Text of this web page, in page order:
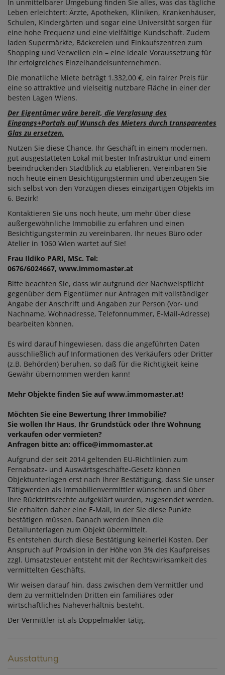
In unmittelbarer Umgebung finden Sie alles, was das tägliche
Leben erleichtert: Ärzte, Apotheken, Kliniken, Krankenhäuser,
Schulen, Kindergärten und sogar eine Universität sorgen für
eine hohe Frequenz und eine vielfältige Kundschaft. Zudem
laden Supermärkte, Bäckereien und Einkaufszentren zum
Shopping und Verweilen ein – eine ideale Voraussetzung für
Ihr erfolgreiches Einzelhandelsunternehmen.
Die monatliche Miete beträgt 1.332,00 €, ein fairer Preis für
eine so attraktive und vielseitig nutzbare Fläche in einer der
besten Lagen Wiens.
Der Eigentümer wäre bereit, die Verglasung des
Eingangs+Portals auf Wunsch des Mieters durch transparentes
Glas zu ersetzen.
Nutzen Sie diese Chance, Ihr Geschäft in einem modernen,
gut ausgestatteten Lokal mit bester Infrastruktur und einem
beeindruckenden Stadtblick zu etablieren. Vereinbaren Sie
noch heute einen Besichtigungstermin und überzeugen Sie
sich selbst von den Vorzügen dieses einzigartigen Objekts im
6. Bezirk!
Kontaktieren Sie uns noch heute, um mehr über diese
außergewöhnliche Immobilie zu erfahren und einen
Besichtigungstermin zu vereinbaren. Ihr neues Büro oder
Atelier in 1060 Wien wartet auf Sie!
Frau Ildiko PARI, MSc. Tel:
0676/6024667, www.immomaster.at
Bitte beachten Sie, dass wir aufgrund der Nachweispflicht
gegenüber dem Eigentümer nur Anfragen mit vollständiger
Angabe der Anschrift und Angaben zur Person (Vor- und
Nachname, Wohnadresse, Telefonnummer, E-Mail-Adresse)
bearbeiten können.
Es wird darauf hingewiesen, dass die angeführten Daten
ausschließlich auf Informationen des Verkäufers oder Dritter
(z.B. Behörden) beruhen, so daß für die Richtigkeit keine
Gewähr übernommen werden kann!
Mehr Objekte finden Sie auf www.immomaster.at!
Möchten Sie eine Bewertung Ihrer Immobilie?
Sie wollen Ihr Haus, Ihr Grundstück oder Ihre Wohnung
verkaufen oder vermieten?
Anfragen bitte an: office@immomaster.at
Aufgrund der seit 2014 geltenden EU-Richtlinien zum
Fernabsatz- und Auswärtsgeschäfte-Gesetz können
Objektunterlagen erst nach Ihrer Bestätigung, dass Sie unser
Tätigwerden als Immobilienvermittler wünschen und über
Ihre Rücktrittsrechte aufgeklärt wurden, zugesendet werden.
Sie erhalten daher eine E-Mail, in der Sie diese Punkte
bestätigen müssen. Danach werden Ihnen die
Detailunterlagen zum Objekt übermittelt.
Es entstehen durch diese Bestätigung keinerlei Kosten. Der
Anspruch auf Provision in der Höhe von 3% des Kaufpreises
zzgl. Umsatzsteuer entsteht mit der Rechtswirksamkeit des
vermittelten Geschäfts.
Wir weisen darauf hin, dass zwischen dem Vermittler und
dem zu vermittelnden Dritten ein familiäres oder
wirtschaftliches Naheverhältnis besteht.
Der Vermittler ist als Doppelmakler tätig.
Ausstattung